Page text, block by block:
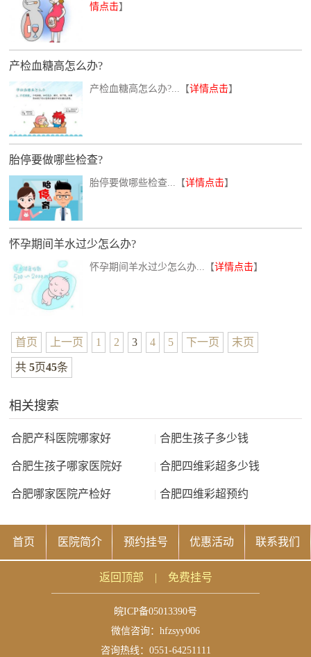
情点击】
产检血糖高怎么办?
产检血糖高怎么办?...【详情点击】
胎停要做哪些检查?
胎停要做哪些检查...【详情点击】
怀孕期间羊水过少怎么办?
怀孕期间羊水过少怎么办...【详情点击】
首页 上一页 1 2 3 4 5 下一页 末页
共5页45条
相关搜索
合肥产科医院哪家好 | 合肥生孩子多少钱
合肥生孩子哪家医院好 | 合肥四维彩超多少钱
合肥哪家医院产检好 合肥四维彩超预约
首页 医院简介 预约挂号 优惠活动 联系我们
返回顶部 | 免费挂号
皖ICP备05013390号
微信咨询： hfzsyy006
咨询热线：0551-64251111